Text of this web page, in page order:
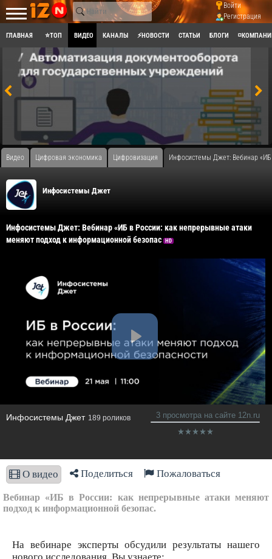
Войти
Регистрация
ГЛАВНАЯ ⭐ТОП ВИДЕО КАНАЛЫ ⚡НОВОСТИ СТАТЬИ БЛОГИ
Видео Цифровая экономика Цифровизация Инфосистемы Джет: Вебинар
Инфосистемы Джет
Инфосистемы Джет: Вебинар «ИБ в России: как непрерывные атаки
меняют подход к информационной безопас
HD
Инфосистемы Джет 189 роликов 3 просмотра на сайте 12n.ru
О видео Поделиться Пожаловаться
Вебинар «ИБ в России: как непрерывные атаки меняют
подход к информационной безопас.
На вебинаре эксперты обсудили результаты нашего